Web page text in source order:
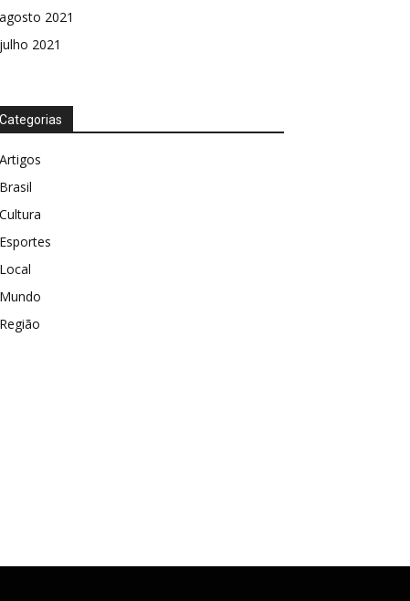
agosto 2021
julho 2021
Categorias
Artigos
Brasil
Cultura
Esportes
Local
Mundo
Região